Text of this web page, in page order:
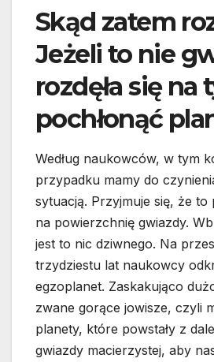
Skąd zatem
Jeżeli to nie
rozdęła się na
pochłonąć
Według naukowców, w tym
przypadku mamy do
sytuacją. Przyjmuje się, że to
na powierzchnię gwiazdy.
jest to nic dziwnego. Na
trzydziestu lat naukowcy
egzoplanet. Zaskakująco
zwane gorące jowisze, czyli
planety, które powstały z
gwiazdy macierzystej, aby